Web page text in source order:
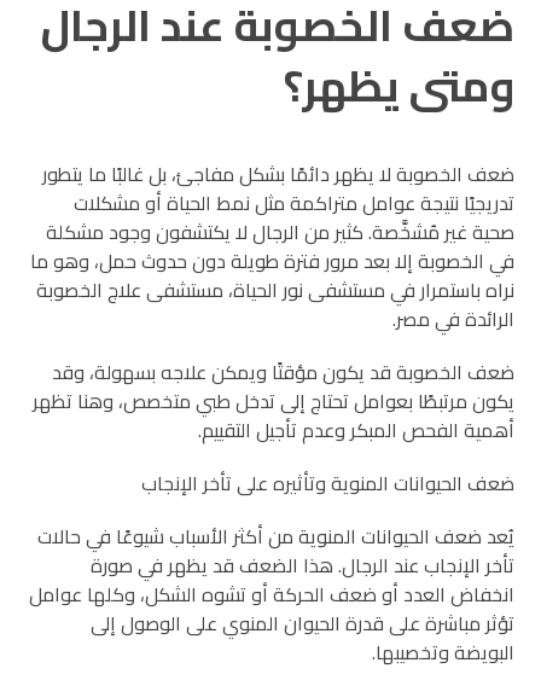
ضعف الخصوبة عند الرجال
ومتى يظهر؟
ضعف الخصوبة لا يظهر دائمًا بشكل مفاجئ، بل غالبًا ما يتطور
تدريجيًا نتيجة عوامل متراكمة مثل نمط الحياة أو مشكلات
صحية غير مُشخَّصة. كثير من الرجال لا يكتشفون وجود مشكلة
في الخصوبة إلا بعد مرور فترة طويلة دون حدوث حمل، وهو ما
نراه باستمرار في مستشفى نور الحياة، مستشفى علاج الخصوبة
الرائدة في مصر.
ضعف الخصوبة قد يكون مؤقتًا ويمكن علاجه بسهولة، وقد
يكون مرتبطًا بعوامل تحتاج إلى تدخل طبي متخصص، وهنا تظهر
أهمية الفحص المبكر وعدم تأجيل التقييم.
ضعف الحيوانات المنوية وتأثيره على تأخر الإنجاب
يُعد ضعف الحيوانات المنوية من أكثر الأسباب شيوعًا في حالات
تأخر الإنجاب عند الرجال. هذا الضعف قد يظهر في صورة
انخفاض العدد أو ضعف الحركة أو تشوه الشكل، وكلها عوامل
تؤثر مباشرة على قدرة الحيوان المنوي على الوصول إلى
البويضة وتخصيبها.